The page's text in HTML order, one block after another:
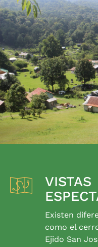
VISTAS
Existen
como el
Ejido San